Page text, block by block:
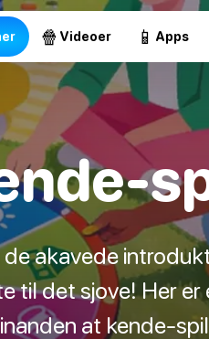
🍿 Videoer 📱 Apps
akavede
til det sjove! Her er
at kende-